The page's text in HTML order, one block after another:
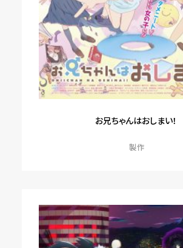
お兄ちゃんはおしまい！
製作